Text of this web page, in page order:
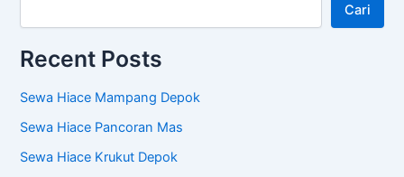
Cari
Recent Posts
Sewa Hiace Mampang Depok
Sewa Hiace Pancoran Mas
Sewa Hiace Krukut Depok